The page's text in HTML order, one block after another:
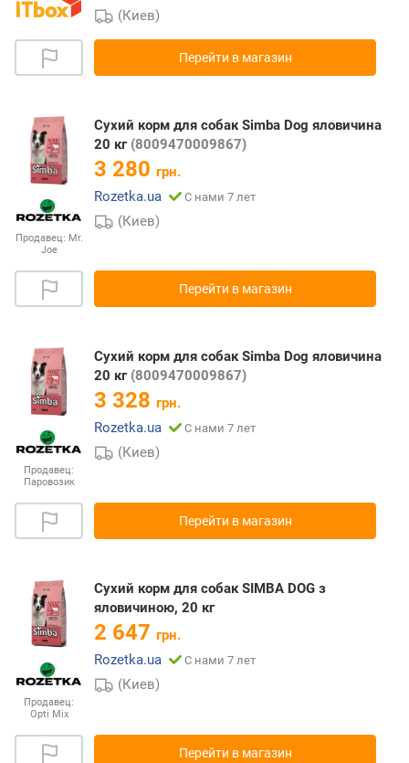
(Киев)
Перейти в магазин
Продавец: Mr.
Joe
Сухий корм для собак Simba Dog яловичина
20 кг (8009470009867)
3 280 грн.
Rozetka.ua
С нами 7 лет
(Киев)
Перейти в магазин
Продавец:
Паровозик
Сухий корм для собак Simba Dog яловичина
20 кг (8009470009867)
3 328 грн.
Rozetka.ua
С нами 7 лет
(Киев)
Перейти в магазин
Продавец:
Opti Mix
Сухий корм для собак SIMBA DOG з
яловичиною, 20 кг
2 647 грн.
Rozetka.ua
С нами 7 лет
(Киев)
Перейти в магазин